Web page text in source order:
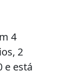
4
2
e está